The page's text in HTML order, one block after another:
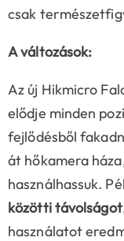
csak
A változások:
Az új Hikmicro
elődje minden
fejlődésből
át hőkamera
használhassuk.
közötti távolságot
használatot